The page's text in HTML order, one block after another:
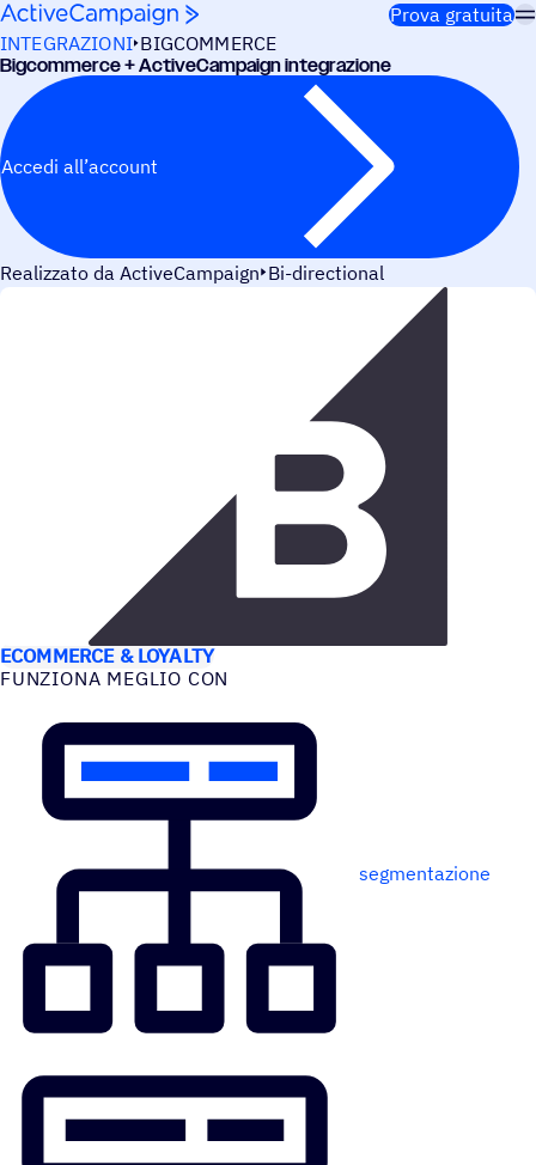
Salta al contenuto
Prova gratuita
INTEGRAZIONI BIGCOMMERCE
Bigcom­merce + ActiveCampaign integrazione
Accedi all’account
Realizzato da ActiveCampaign Bi-directional
CASI D’USO
ECOMMERCE & LOYALTY
FUNZIONA MEGLIO CON
segmentazione